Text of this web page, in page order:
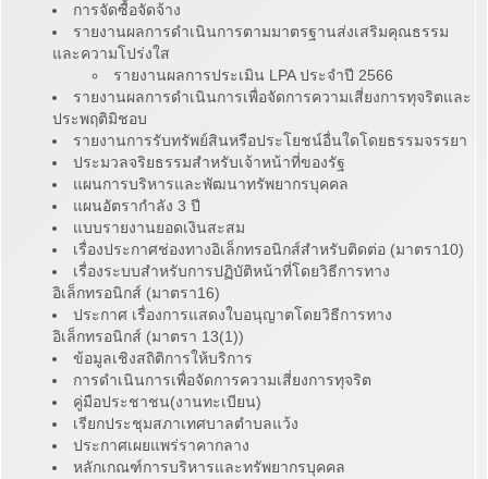
การจัดซื้อจัดจ้าง
รายงานผลการดำเนินการตามมาตรฐานส่งเสริมคุณธรรม
และความโปร่งใส
รายงานผลการประเมิน LPA ประจำปี 2566
รายงานผลการดำเนินการเพื่อจัดการความเสี่ยงการทุจริตและ
ประพฤติมิชอบ
รายงานการรับทรัพย์สินหรือประโยชน์อื่นใดโดยธรรมจรรยา
ประมวลจริยธรรมสำหรับเจ้าหน้าที่ของรัฐ
แผนการบริหารและพัฒนาทรัพยากรบุคคล
แผนอัตรากำลัง 3 ปี
แบบรายงานยอดเงินสะสม
เรื่องประกาศช่องทางอิเล็กทรอนิกส์สำหรับติดต่อ (มาตรา10)
เรื่องระบบสำหรับการปฏิบัติหน้าที่โดยวิธีการทาง
อิเล็กทรอนิกส์ (มาตรา16)
ประกาศ เรื่องการแสดงใบอนุญาตโดยวิธีการทาง
อิเล็กทรอนิกส์ (มาตรา 13(1))
ข้อมูลเชิงสถิติการให้บริการ
การดำเนินการเพื่อจัดการความเสี่ยงการทุจริต
คู่มือประชาชน(งานทะเบียน)
เรียกประชุมสภาเทศบาลตำบลแว้ง
ประกาศเผยแพร่ราคากลาง
หลักเกณฑ์การบริหารและทรัพยากรบุคคล